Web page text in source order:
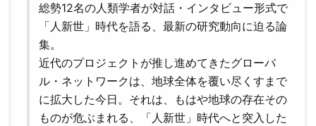
総勢12名の人類学者が対話・インタビュー形式で
「人新世」時代を語る、最新の研究動向に迫る論
集。
近代のプロジェクトが推し進めてきたグローバ
ル・ネットワークは、地球全体を覆い尽くすまで
に拡大した今日。それは、もはや地球の存在その
ものが危ぶまれる、「人新世」時代へと突入した